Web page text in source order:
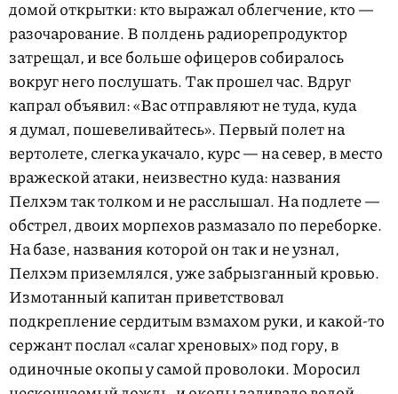
домой открытки: кто выражал облегчение, кто —
разочарование. В полдень радиорепродуктор
затрещал, и все больше офицеров собиралось
вокруг него послушать. Так прошел час. Вдруг
капрал объявил: «Вас отправляют не туда, куда
я думал, пошевеливайтесь». Первый полет на
вертолете, слегка укачало, курс — на север, в место
вражеской атаки, неизвестно куда: названия
Пелхэм так толком и не расслышал. На подлете —
обстрел, двоих морпехов размазало по переборке.
На базе, названия которой он так и не узнал,
Пелхэм приземлялся, уже забрызганный кровью.
Измотанный капитан приветствовал
подкрепление сердитым взмахом руки, и какой-то
сержант послал «салаг хреновых» под гору, в
одиночные окопы у самой проволоки. Моросил